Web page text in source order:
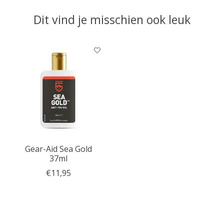
Dit vind je misschien ook leuk
Items van productcarrousel
Gear-Aid Sea Gold
37ml
€11,95